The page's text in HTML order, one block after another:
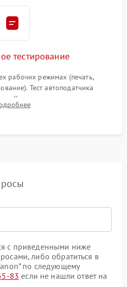
тестирование
рабочих режимах (печать,
Тест автоподатчика
Контроль качества отпечатка
полос и надежность запекания
с приведенными ниже
либо обратиться в
по следующему
83 если не нашли ответ на